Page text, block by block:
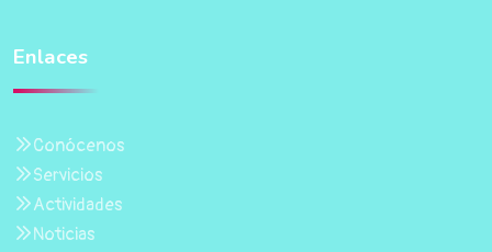
Enlaces
Conócenos
Servicios
Actividades
Noticias